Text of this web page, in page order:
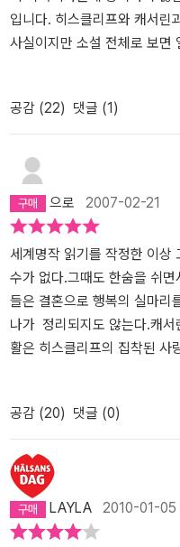
이츠를 떠나버린다. 몇 년 후
린에게 자아분열에 의한 광기
서린의 오빠로서 자신에게
중독시켜 도박빚을 저당잡아
린튼의 딸인 캐서린 린튼(어
부른다)과 자신과 이저벨라
써, 드러시크로스 저택의 모
한다. 그의 아들 '린튼 도련님
성을 따른 모양. 이름이 나왔
은 너무 병약해서 언제 죽을
인 방법을 써 서둘러 캐시와
의 결혼은 에드거 린튼 역시
얼마나 병약한지 알지 못했던
망할 경우 상속자는 조카인
에 계속 살면서 부와 지위를
이다. 그러나 히스클리프는 린
비해야 했다. 왜냐하면, 린튼
속자가 없기 때문에 아마도 캐
망 전에 캐시와 결혼을 시켜
이다(19세기 상속법이 어떤
고 아들이 죽은 후의 상속에
짝이다. 멋진 친구! - page 7​'
주인에게 인사차 방문하게 됩
불면 위치상 정면으로 바람
현하는 말처럼 이 집 사람들의
다도 일찍 어둠살이 잡히고,
매섭게 회오리치는 가운데 서
이 워더링 하이츠에서 하룻밤
와 눈이 휘몰아치는 소리, 전
내기에 될 수 있는 한 그 소리
닌 조그마하고 얼음처럼 싸늘
해주세요. 들어가게 해줘요!''
그 손을 뿌리치려고 애썼다.'
답했다. (왜 린튼이라는 이름
쇼라는 이름을 스무 배는 더
고함을 친 록우드는 히스클
오히려 화를 내며 록우드를 쫓
부터 이 집안의 이야기를 듣
가게 됩니다.언쇼 씨가 리버풀
집으로 데려오게 됩니다.그
들인 힌들리는 아버지가 히스
롭히지만 딸인 캐서린과는 친
입니다. 히스클리프와 캐서린
사실이지만 소설 전체로 보면
도 어렵습니다. 오히려 소설
인간사를 그린 대하소설에 가
설이라는데도 동의하지 않습
절하지 않냐고요? 애절합니
정도 애절한 사랑이야기는 많
다. 히스클리프에 대한 감정
구나 에밀리 브론테는 두 사람
않습니다. 분량상으로도 그렇
다. 이 소설이 비극도 최고의
인간드라마라는덴 이견이 없
게 만듭니다. 사람이 선의로
않듯, 악의로 한 일도 반드시
고 있습니다. '워더링 하이츠'
아소년을 데려 와 자식처럼 키
스클리프는 복수의 일념으로
삼키려 하지만 결말은 언쇼가
결과를 가져옵니다. 전 에밀
쓴 이유가 여기 있다고 생각
질 듯 이어지는 유장한 강줄기
공감 (22) 댓글 (1)
으로 2007-02-21
세계명작 읽기를 작정한 이상
수가 없다.그때도 한숨을 쉬
들은 결혼으로 행복의 실마리
나가 정리되지도 않는다.캐
활은 히스클리프의 집착된 사
인 결혼을 하고 이사벨라는
클리프의 아이를 가진뒤다.두
의 악마적인 본능은 사라질
린의 묘 옆에 안장된다. 그들
노라면 길들여지지 않는 자연
분도 있다. 폭풍의 자식으로
형을 깨지고 자연의 순리마저
공감 (20) 댓글 (0)
LAYLA 2010-01-05